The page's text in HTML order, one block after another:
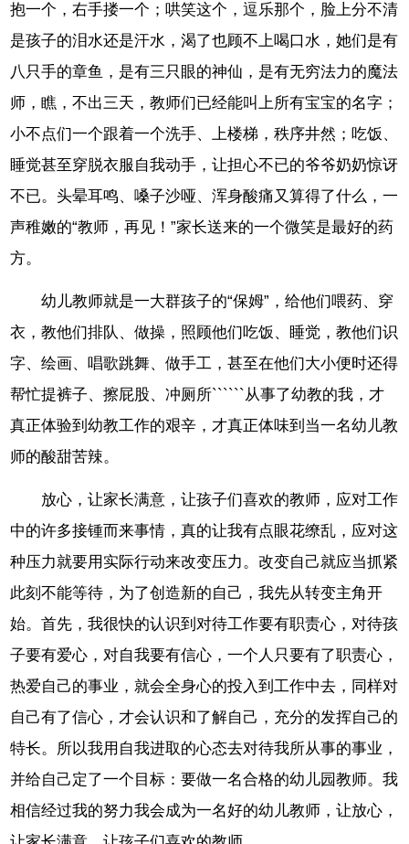
抱一个，右手搂一个；哄笑这个，逗乐那个，脸上分不清
是孩子的泪水还是汗水，渴了也顾不上喝口水，她们是有
八只手的章鱼，是有三只眼的神仙，是有无穷法力的魔法
师，瞧，不出三天，教师们已经能叫上所有宝宝的名字；
小不点们一个跟着一个洗手、上楼梯，秩序井然；吃饭、
睡觉甚至穿脱衣服自我动手，让担心不已的爷爷奶奶惊讶
不已。头晕耳鸣、嗓子沙哑、浑身酸痛又算得了什么，一
声稚嫩的“教师，再见！”家长送来的一个微笑是最好的药
方。
幼儿教师就是一大群孩子的“保姆”，给他们喂药、穿
衣，教他们排队、做操，照顾他们吃饭、睡觉，教他们识
字、绘画、唱歌跳舞、做手工，甚至在他们大小便时还得
帮忙提裤子、擦屁股、冲厕所``````从事了幼教的我，才
真正体验到幼教工作的艰辛，才真正体味到当一名幼儿教
师的酸甜苦辣。
放心，让家长满意，让孩子们喜欢的教师，应对工作
中的许多接锺而来事情，真的让我有点眼花缭乱，应对这
种压力就要用实际行动来改变压力。改变自己就应当抓紧
此刻不能等待，为了创造新的自己，我先从转变主角开
始。首先，我很快的认识到对待工作要有职责心，对待孩
子要有爱心，对自我要有信心，一个人只要有了职责心，
热爱自己的事业，就会全身心的投入到工作中去，同样对
自己有了信心，才会认识和了解自己，充分的发挥自己的
特长。所以我用自我进取的心态去对待我所从事的事业，
并给自己定了一个目标：要做一名合格的幼儿园教师。我
相信经过我的努力我会成为一名好的幼儿教师，让放心，